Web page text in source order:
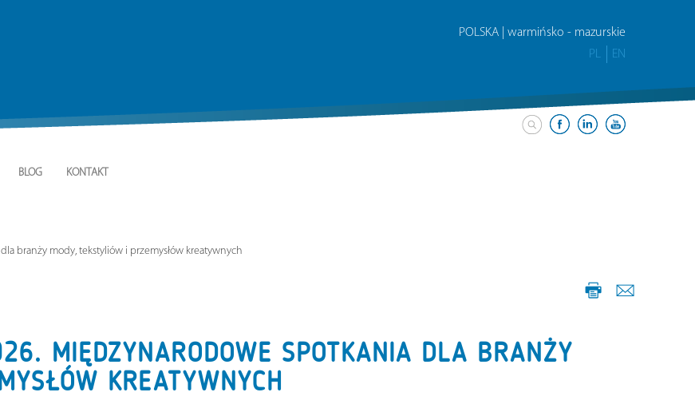
POLSKA | warmińsko - mazurskie
PL
EN
BLOG KONTAKT
branży mody, tekstyliów i przemysłów kreatywnych
MIĘDZYNARODOWE SPOTKANIA DLA BRANŻY
KREATYWNYCH